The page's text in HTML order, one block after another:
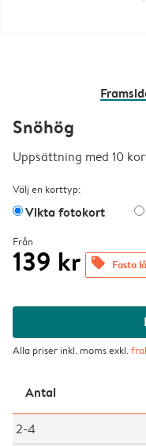
Snöhög
Uppsättning med 10
Välj en korttyp:
Vikta fotokort
Från
139 kr offers Fasta
Alla priser inkl. moms exkl.
Antal
2-4